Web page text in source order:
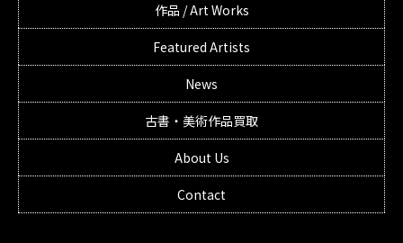
作品 / Art Works
Featured Artists
News
古書・美術作品買取
About Us
Contact